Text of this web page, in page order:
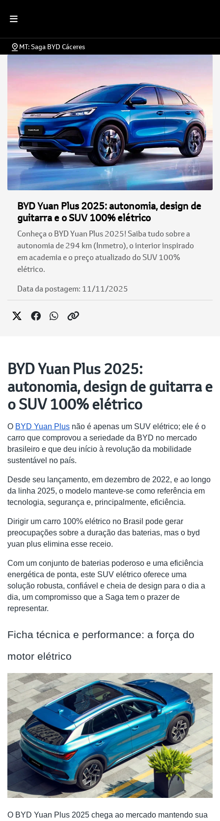
MT: Saga BYD Cáceres
BYD Yuan Plus 2025: autonomia, design de
guitarra e o SUV 100% elétrico
Conheça o BYD Yuan Plus 2025! Saiba tudo sobre a
autonomia de 294 km (Inmetro), o interior inspirado
em academia e o preço atualizado do SUV 100%
elétrico.
Data da postagem: 11/11/2025
BYD Yuan Plus 2025:
autonomia, design de guitarra e
o SUV 100% elétrico
O BYD Yuan Plus não é apenas um SUV elétrico; ele é o
carro que comprovou a seriedade da BYD no mercado
brasileiro e que deu início à revolução da mobilidade
sustentável no país.
Desde seu lançamento, em dezembro de 2022, e ao longo
da linha 2025, o modelo manteve-se como referência em
tecnologia, segurança e, principalmente, eficiência.
Dirigir um carro 100% elétrico no Brasil pode gerar
preocupações sobre a duração das baterias, mas o byd
yuan plus elimina esse receio.
Com um conjunto de baterias poderoso e uma eficiência
energética de ponta, este SUV elétrico oferece uma
solução robusta, confiável e cheia de design para o dia a
dia, um compromisso que a Saga tem o prazer de
representar.
Ficha técnica e performance: a força do
motor elétrico
O BYD Yuan Plus 2025 chega ao mercado mantendo sua